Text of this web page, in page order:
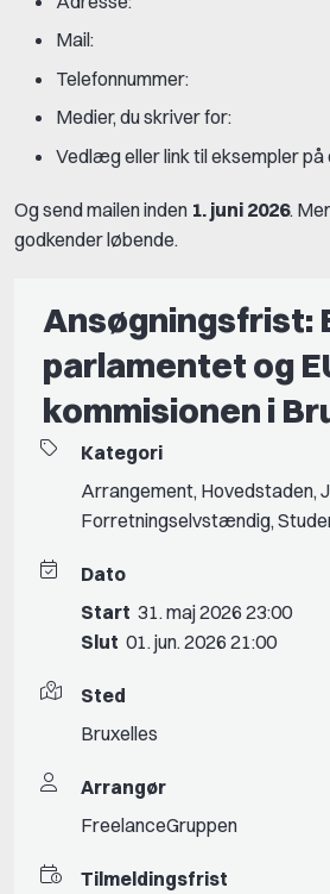
Mail:
Telefonnummer:
Medier, du skriver for:
Vedlæg eller link til eksempler på
Og send mailen inden 1. juni 2026.
godkender løbende.
Ansøgningsfrist:
parlamentet og
kommisionen i
Kategori
Arrangement, Hovedstaden,
Forretningselvstændig,
Dato
Start 31. maj 2026 23:00
Slut 01. jun. 2026 21:00
Sted
Bruxelles
Arrangør
FreelanceGruppen
Tilmeldingsfrist